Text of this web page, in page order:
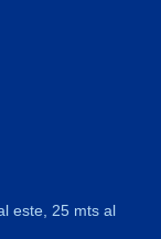
este, 25 mts al